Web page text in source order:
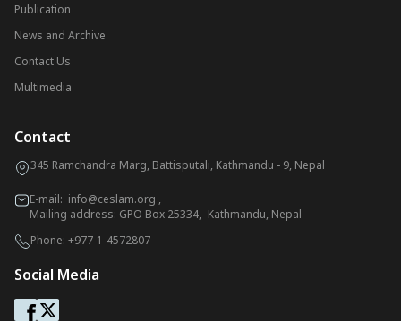
Publication
News and Archive
Contact Us
Multimedia
Contact
345 Ramchandra Marg, Battisputali, Kathmandu - 9, Nepal
E-mail: info@ceslam.org ,
Mailing address: GPO Box 25334, Kathmandu, Nepal
Phone: +977-1-4572807
Social Media